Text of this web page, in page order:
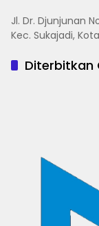
Jl. Dr. Djunjunan
Kec. Sukajadi,
Diterbitkan